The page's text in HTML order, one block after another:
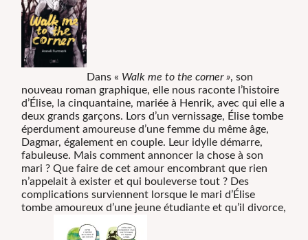
Dans « Walk me to the corner », son
nouveau roman graphique, elle nous raconte l’histoire
d’Élise, la cinquantaine, mariée à Henrik, avec qui elle a
deux grands garçons. Lors d’un vernissage, Élise tombe
éperdument amoureuse d’une femme du même âge,
Dagmar, également en couple. Leur idylle démarre,
fabuleuse. Mais comment annoncer la chose à son
mari ? Que faire de cet amour encombrant que rien
n’appelait à exister et qui bouleverse tout ? Des
complications surviennent lorsque le mari d’Élise
tombe amoureux d’une jeune étudiante et qu’il divorce,